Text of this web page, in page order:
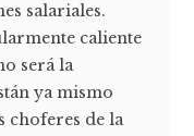
salariales.
caliente
será la
ya mismo
choferes de la